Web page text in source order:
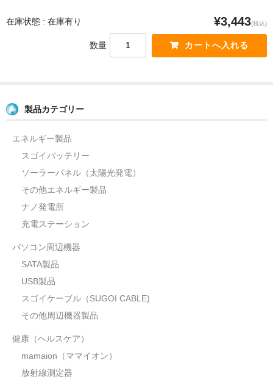
ご利用案内
在庫状態 : 在庫有り ¥3,443(税込)
数量
製品カテゴリー
エネルギー製品
スゴイバッテリー
ソーラーパネル（太陽光発電）
その他エネルギー製品
ナノ発電所
充電ステーション
パソコン周辺機器
SATA製品
USB製品
スゴイケーブル（SUGOI CABLE)
その他周辺機器製品
健康（ヘルスケア）
mamaion（ママイオン）
放射線測定器